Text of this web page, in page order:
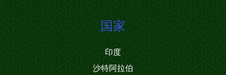
国家
印度
沙特阿拉伯